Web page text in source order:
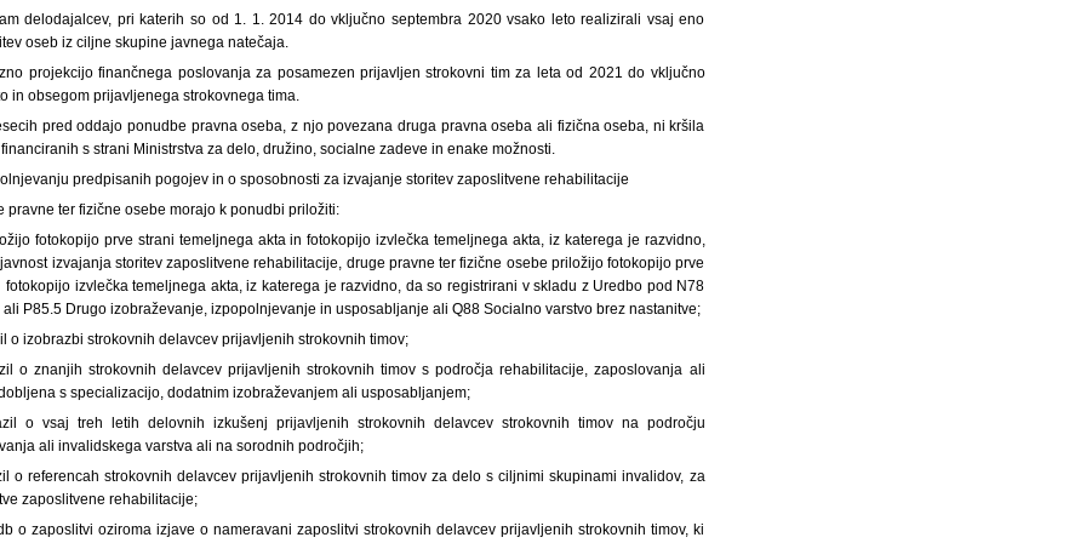
delodajalcev, pri katerih so od 1. 1. 2014 do vključno septembra 2020 vsako leto realizirali vsaj eno
oseb iz ciljne skupine javnega natečaja.
projekcijo finančnega poslovanja za posamezen prijavljen strokovni tim za leta od 2021 do vključno
in obsegom prijavljenega strokovnega tima.
pred oddajo ponudbe pravna oseba, z njo povezana druga pravna oseba ali fizična oseba, ni kršila
s strani Ministrstva za delo, družino, socialne zadeve in enake možnosti.
predpisanih pogojev in o sposobnosti za izvajanje storitev zaposlitvene rehabilitacije
pravne ter fizične osebe morajo k ponudbi priložiti:
fotokopijo prve strani temeljnega akta in fotokopijo izvlečka temeljnega akta, iz katerega je razvidno,
izvajanja storitev zaposlitvene rehabilitacije, druge pravne ter fizične osebe priložijo fotokopijo prve
izvlečka temeljnega akta, iz katerega je razvidno, da so registrirani v skladu z Uredbo pod N78
P85.5 Drugo izobraževanje, izpopolnjevanje in usposabljanje ali Q88 Socialno varstvo brez nastanitve;
o izobrazbi strokovnih delavcev prijavljenih strokovnih timov;
o znanjih strokovnih delavcev prijavljenih strokovnih timov s področja rehabilitacije, zaposlovanja ali
s specializacijo, dodatnim izobraževanjem ali usposabljanjem;
o vsaj treh letih delovnih izkušenj prijavljenih strokovnih delavcev strokovnih timov na področju
ali invalidskega varstva ali na sorodnih področjih;
o referencah strokovnih delavcev prijavljenih strokovnih timov za delo s ciljnimi skupinami invalidov, za
zaposlitvene rehabilitacije;
o zaposlitvi oziroma izjave o nameravani zaposlitvi strokovnih delavcev prijavljenih strokovnih timov, ki